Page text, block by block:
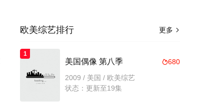
更多 
欧美综艺排行
1
680
美国偶像 第八季
2009 / 美国 / 欧美综艺
状态：更新至19集